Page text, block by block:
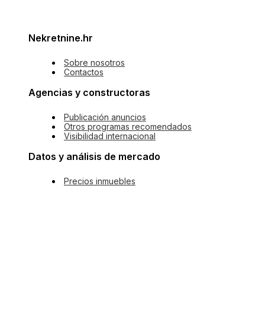
Nekretnine.hr
Sobre nosotros
Contactos
Agencias y constructoras
Publicación anuncios
Otros programas recomendados
Visibilidad internacional
Datos y análisis de mercado
Precios inmuebles